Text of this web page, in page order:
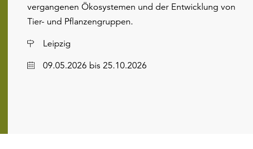
vergangenen Ökosystemen und der Entwicklung von
Tier- und Pflanzengruppen.
Ort
Leipzig
Datum09.05.2026 bis 25.10.2026